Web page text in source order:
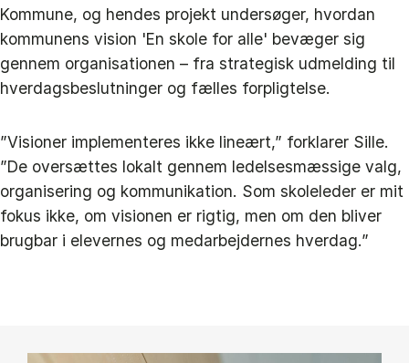
Kommune, og hendes projekt undersøger, hvordan
kommunens vision 'En skole for alle' bevæger sig
gennem organisationen – fra strategisk udmelding til
hverdagsbeslutninger og fælles forpligtelse.
”Visioner implementeres ikke lineært,” forklarer Sille.
”De oversættes lokalt gennem ledelsesmæssige valg,
organisering og kommunikation. Som skoleleder er mit
fokus ikke, om visionen er rigtig, men om den bliver
brugbar i elevernes og medarbejdernes hverdag.”